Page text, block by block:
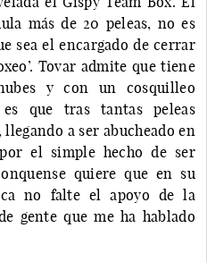
más de 20 peleas, no es
sea el encargado de cerrar
Tovar admite que tiene
y con un cosquilleo
que tras tantas peleas
a ser abucheado en
el simple hecho de ser
quiere que en su
no falte el apoyo de la
gente que me ha hablado